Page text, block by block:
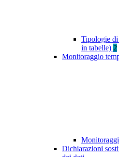
Tipologie di
in tabelle) 2
Monitoraggio
Dichiarazioni